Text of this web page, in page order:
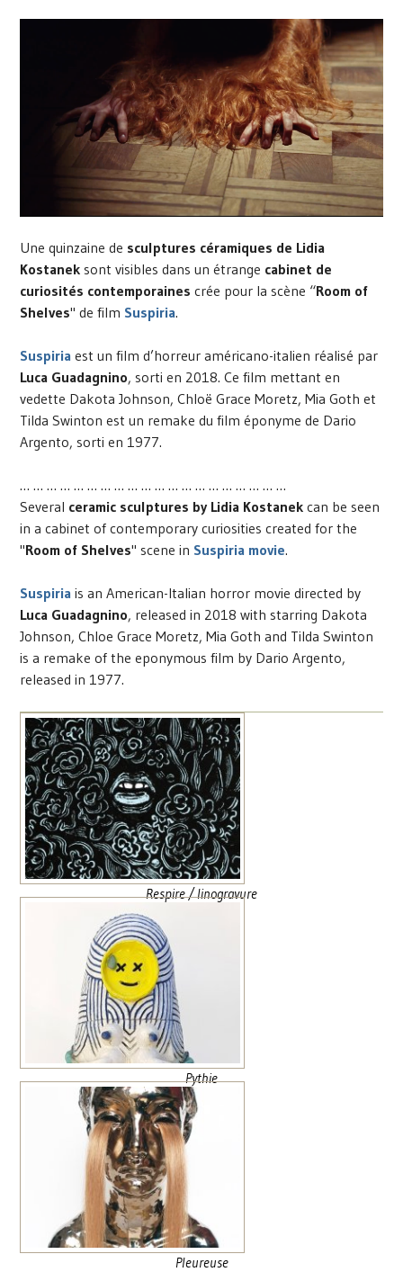
Une quinzaine de sculptures céramiques de Lidia
Kostanek sont visibles dans un étrange cabinet de
curiosités contemporaines crée pour la scène “Room of
Shelves" de film Suspiria.
Suspiria est un film d’horreur américano-italien réalisé par
Luca Guadagnino, sorti en 2018. Ce film mettant en
vedette Dakota Johnson, Chloë Grace Moretz, Mia Goth et
Tilda Swinton est un remake du film éponyme de Dario
Argento, sorti en 1977.
… … … … … … … … … … … … … … … … … … … …
Several ceramic sculptures by Lidia Kostanek can be seen
in a cabinet of contemporary curiosities created for the
"Room of Shelves" scene in Suspiria movie.
Suspiria is an American-Italian horror movie directed by
Luca Guadagnino, released in 2018 with starring Dakota
Johnson, Chloe Grace Moretz, Mia Goth and Tilda Swinton
is a remake of the eponymous film by Dario Argento,
released in 1977.
Respire / linogravure
Pythie
Pleureuse